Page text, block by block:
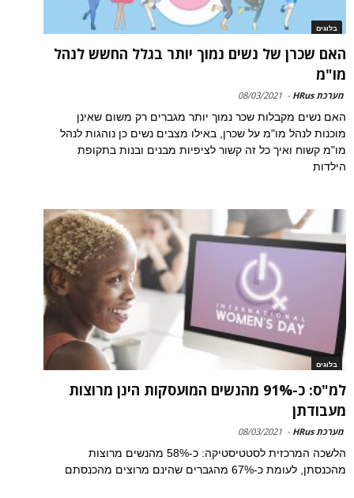
בלוגים
האם שכרן של נשים נמוך יותר בגלל החשש לנהל
מו"מ
מערכת HRus -
08/03/2021
האם נשים מקבלות שכר נמוך יותר מגברים רק משום שאינן
מוכנות לנהל מו"מ על שכרן, באילו מצבים נשים כן נוהגות לנהל
מו"מ קשוח ואיך כל זה קשור לציפיות מבנים ובנות בתקופת
הילדות
בלוגים
למ"ס: כ-91% מהנשים המועסקות הינן מרוצות
מעבודתן
מערכת HRus -
08/03/2021
הלשכה המרכזית לסטטיסטיקה: כ-58% מהנשים מרוצות
מהכנסתן, לעומת כ-67% מהגברים שהינם מרוצים מהכנסתם